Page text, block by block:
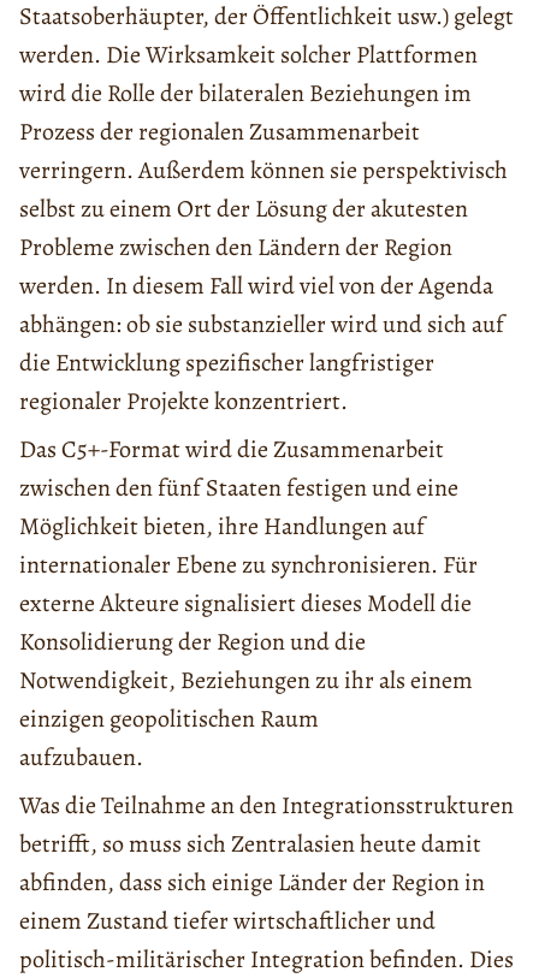
Staatsoberhäupter, der Öffentlichkeit usw.) gelegt
werden. Die Wirksamkeit solcher Plattformen
wird die Rolle der bilateralen Beziehungen im
Prozess der regionalen Zusammenarbeit
verringern. Außerdem können sie perspektivisch
selbst zu einem Ort der Lösung der akutesten
Probleme zwischen den Ländern der Region
werden. In diesem Fall wird viel von der Agenda
abhängen: ob sie substanzieller wird und sich auf
die Entwicklung spezifischer langfristiger
regionaler Projekte konzentriert.
Das C5+-Format wird die Zusammenarbeit
zwischen den fünf Staaten festigen und eine
Möglichkeit bieten, ihre Handlungen auf
internationaler Ebene zu synchronisieren. Für
externe Akteure signalisiert dieses Modell die
Konsolidierung der Region und die
Notwendigkeit, Beziehungen zu ihr als einem
einzigen geopolitischen Raum
aufzubauen.
Was die Teilnahme an den Integrationsstrukturen
betrifft, so muss sich Zentralasien heute damit
abfinden, dass sich einige Länder der Region in
einem Zustand tiefer wirtschaftlicher und
politisch-militärischer Integration befinden. Dies